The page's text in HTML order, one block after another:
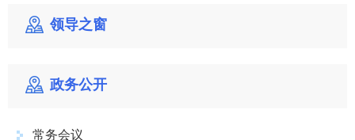
领导之窗
政务公开
常务会议